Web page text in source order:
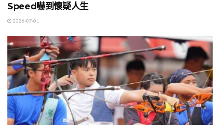
Speed嚇到懷疑人生
2026-07-01